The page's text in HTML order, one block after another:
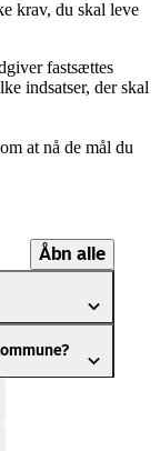
krav, du skal leve
fastsættes
indsatser, der skal
at nå de mål du
Åbn alle